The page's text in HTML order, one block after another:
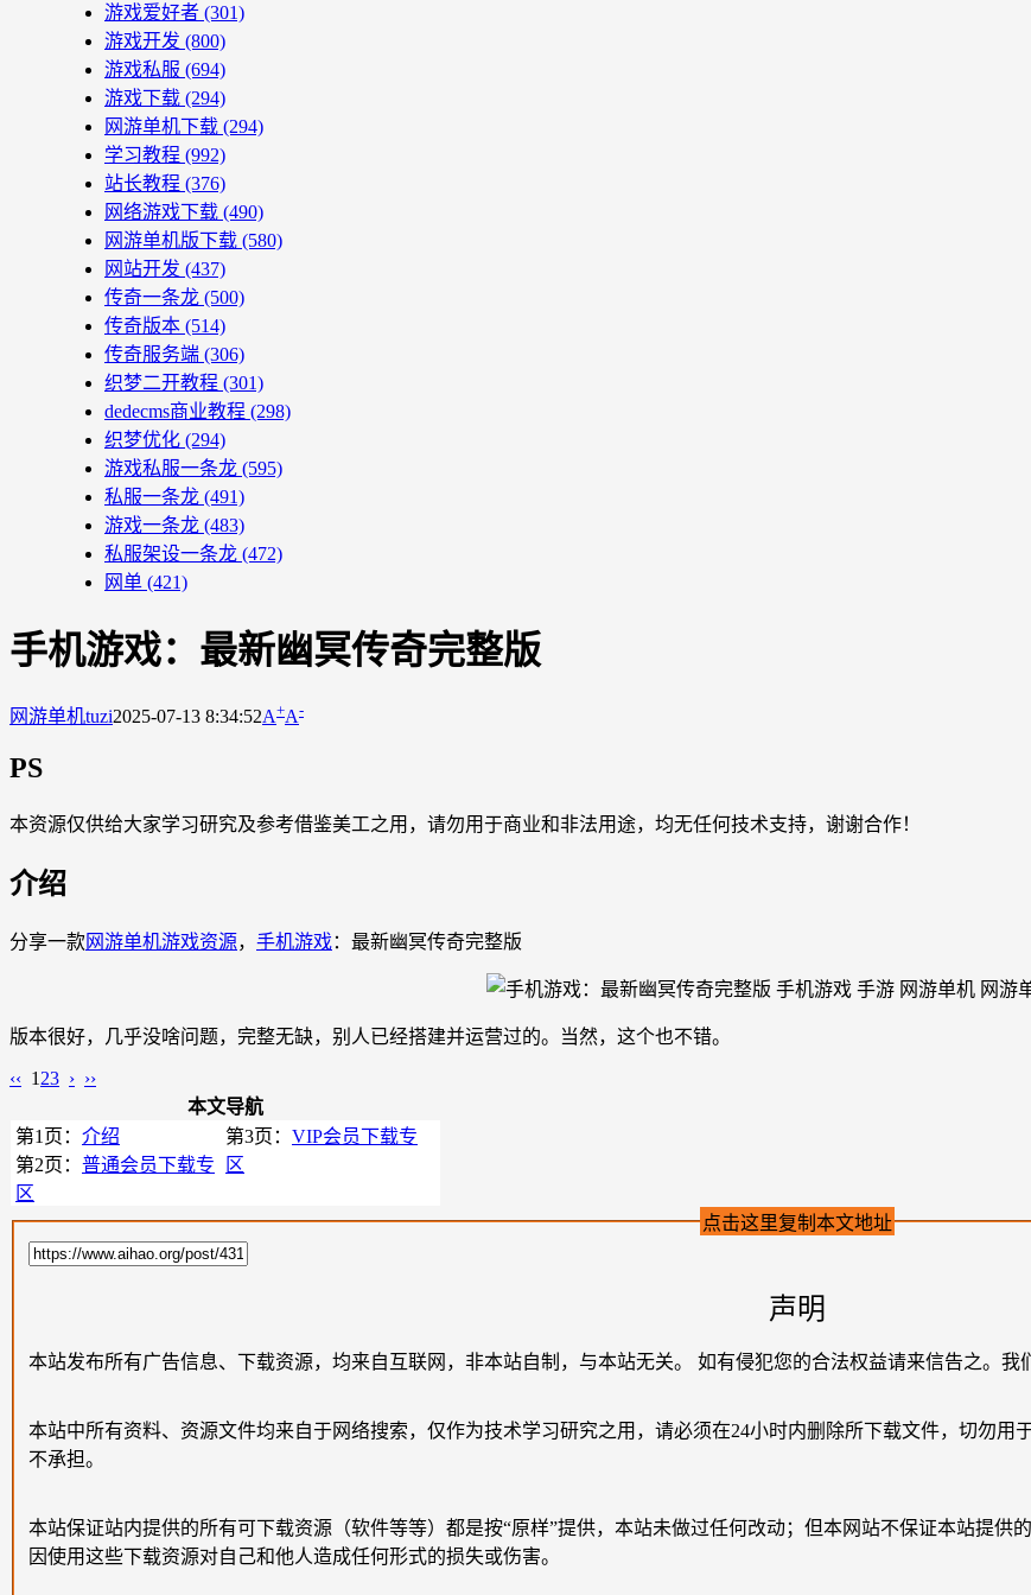
游戏爱好者 (301)
游戏开发 (800)
游戏私服 (694)
游戏下载 (294)
网游单机下载 (294)
学习教程 (992)
站长教程 (376)
网络游戏下载 (490)
网游单机版下载 (580)
网站开发 (437)
传奇一条龙 (500)
传奇版本 (514)
传奇服务端 (306)
织梦二开教程 (301)
dedecms商业教程 (298)
织梦优化 (294)
游戏私服一条龙 (595)
私服一条龙 (491)
游戏一条龙 (483)
私服架设一条龙 (472)
网单 (421)
手机游戏：最新幽冥传奇完整版
网游单机tuzi2025-07-13 8:34:52A+A-
PS
本资源仅供给大家学习研究及参考借鉴美工之用，请勿用于商业和非法用途，均无任何技术支持，谢谢合作！
介绍
分享一款网游单机游戏资源， 手机游戏：最新幽冥传奇完整版
版本很好，几乎没啥问题，完整无缺，别人已经搭建并运营过的。当然，这个也不错。
‹‹ 1 23 › ››
本文导航
第1页： 介绍
第2页： 普通会员下载专
区
第3页： VIP会员下载专
区
点击这里复制本文地址
声明
本站发布所有广告信息、下载资源，均来自互联网，非本站自制，与本站无关。 如有侵犯您的合法权益请来信告之。我
本站中所有资料、资源文件均来自于网络搜索，仅作为技术学习研究之用，请必须在24小时内删除所下载文件，切勿
不承担。
本站保证站内提供的所有可下载资源（软件等等）都是按“原样”提供，本站未做过任何改动；但本网站不保证本站提供
因使用这些下载资源对自己和他人造成任何形式的损失或伤害。